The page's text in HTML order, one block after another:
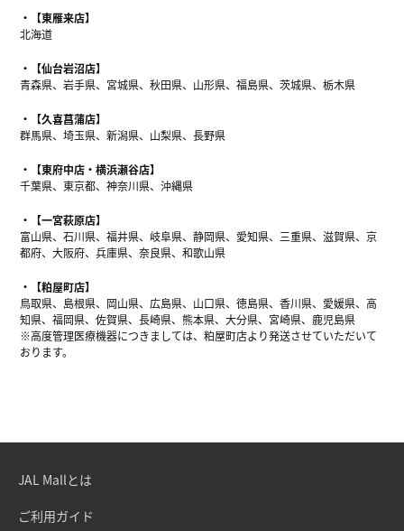
【東雁来店】
北海道
【仙台岩沼店】
青森県、岩手県、宮城県、秋田県、山形県、福島県、茨城県、栃木県
【久喜菖蒲店】
群馬県、埼玉県、新潟県、山梨県、長野県
【東府中店・横浜瀬谷店】
千葉県、東京都、神奈川県、沖縄県
【一宮萩原店】
富山県、石川県、福井県、岐阜県、静岡県、愛知県、三重県、滋賀県、京
都府、大阪府、兵庫県、奈良県、和歌山県
【粕屋町店】
鳥取県、島根県、岡山県、広島県、山口県、徳島県、香川県、愛媛県、高
知県、福岡県、佐賀県、長崎県、熊本県、大分県、宮崎県、鹿児島県
※高度管理医療機器につきましては、粕屋町店より発送させていただいて
おります。
JAL Mallとは
ご利用ガイド